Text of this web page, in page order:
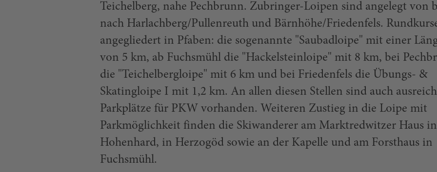
Teichelberg, nahe Pechbrunn. Zubringer-Loipen sind angelegt von
nach Harlachberg/Pullenreuth und Bärnhöhe/Friedenfels.
angegliedert in Pfaben: die sogenannte "Saubadloipe" mit einer
von 5 km, ab Fuchsmühl die "Hackelsteinloipe" mit 8 km, bei
die "Teichelbergloipe" mit 6 km und bei Friedenfels die Übungs- &
Skatingloipe I mit 1,2 km. An allen diesen Stellen sind auch
Parkplätze für PKW vorhanden. Weiteren Zustieg in die Loipe mit
Parkmöglichkeit finden die Skiwanderer am Marktredwitzer Haus in
Hohenhard, in Herzogöd sowie an der Kapelle und am Forsthaus in
Fuchsmühl.